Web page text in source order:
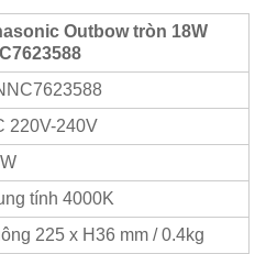
Outbow tròn 18W
220V-240V
tính 4000K
225 x H36 mm / 0.4kg